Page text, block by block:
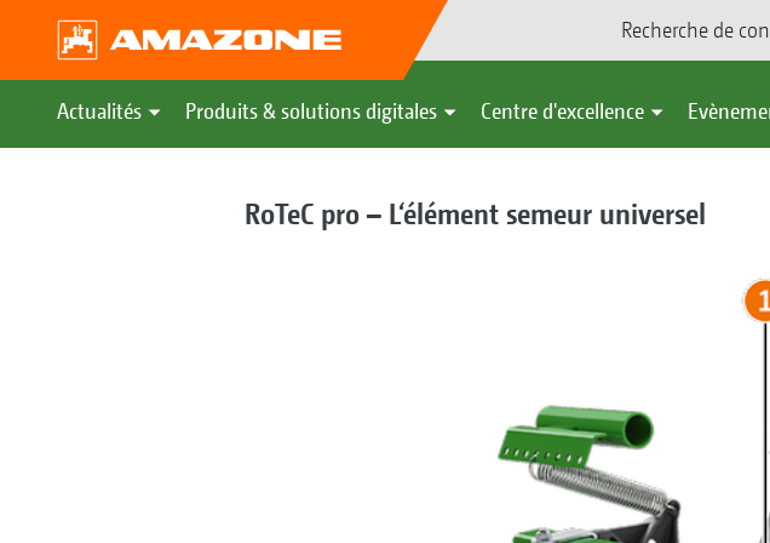
Recherche de
Actualités Produits & solutions digitales Centre d'excellence
RoTeC pro – L‘élément semeur universel